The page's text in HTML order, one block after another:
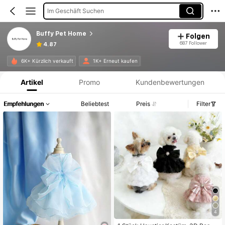
Im Geschäft Suchen
Buffy Pet Home
4.87
Folgen
687 Follower
6K+ Kürzlich verkauft 1K+ Erneut kaufen
Produktinformation: Preisangabe, Verkaufs- und Lagerbestandsdetails.
Artikel Promo Kundenbewertungen
Empfehlungen Beliebtest Preis Filter
4